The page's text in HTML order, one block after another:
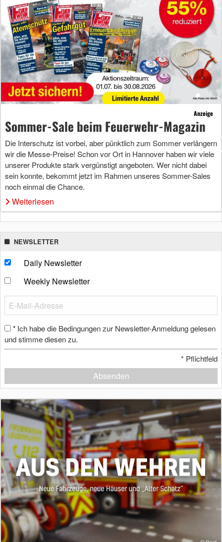
Anzeige
Sommer-Sale beim Feuerwehr-Magazin
Die Interschutz ist vorbei, aber pünktlich zum Sommer verlängern
wir die Messe-Preise! Schon vor Ort in Hannover haben wir viele
unserer Produkte stark vergünstigt angeboten. Wer nicht dabei
sein konnte, bekommt jetzt im Rahmen unseres Sommer-Sales
noch einmal die Chance.
Weiterlesen
NEWSLETTER
Daily Newsletter
Weekly Newsletter
* Ich habe die Bedingungen zur Newsletter-Anmeldung gelesen
und stimme diesen zu.
* Pflichtfeld
Absenden